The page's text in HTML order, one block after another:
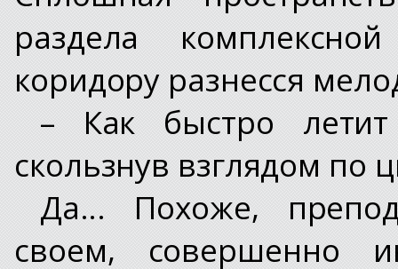
раздела
коридору разнесся
– Как быстро
скользнув взглядом по
Да... Похоже,
своем, совершенно